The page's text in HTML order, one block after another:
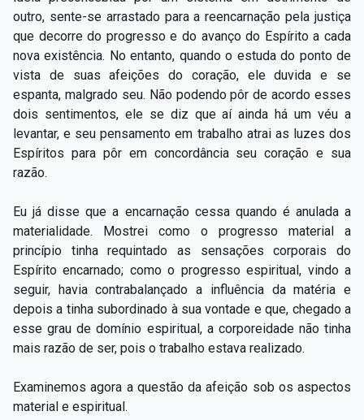
outro, sente-se arrastado para a reencarnação pela justiça
que decorre do progresso e do avanço do Espírito a cada
nova existência. No entanto, quando o estuda do ponto de
vista de suas afeições do coração, ele duvida e se
espanta, malgrado seu. Não podendo pôr de acordo esses
dois sentimentos, ele se diz que aí ainda há um véu a
levantar, e seu pensamento em trabalho atrai as luzes dos
Espíritos para pôr em concordância seu coração e sua
razão.
Eu já disse que a encarnação cessa quando é anulada a
materialidade. Mostrei como o progresso material a
princípio tinha requintado as sensações corporais do
Espírito encarnado; como o progresso espiritual, vindo a
seguir, havia contrabalançado a influência da matéria e
depois a tinha subordinado à sua vontade e que, chegado a
esse grau de domínio espiritual, a corporeidade não tinha
mais razão de ser, pois o trabalho estava realizado.
Examinemos agora a questão da afeição sob os aspectos
material e espiritual.